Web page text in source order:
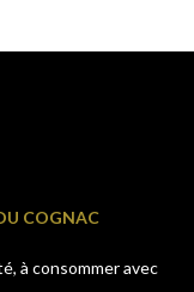
COGNAC
à consommer avec